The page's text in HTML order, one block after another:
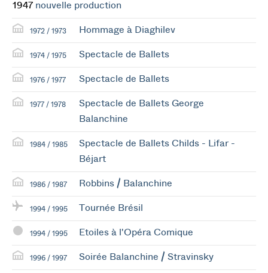
1947 nouvelle production
1972 / 1973 Hommage à Diaghilev
1974 / 1975 Spectacle de Ballets
1976 / 1977 Spectacle de Ballets
1977 / 1978
Spectacle de Ballets George
Balanchine
1984 / 1985
Spectacle de Ballets Childs - Lifar -
Béjart
1986 / 1987 Robbins / Balanchine
1994 / 1995 Tournée Brésil
1994 / 1995 Etoiles à l'Opéra Comique
1996 / 1997 Soirée Balanchine / Stravinsky